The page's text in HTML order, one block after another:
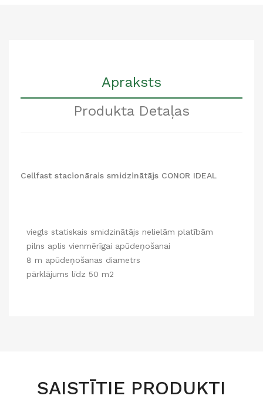
Apraksts
Produkta Detaļas
Cellfast stacionārais smidzinātājs CONOR IDEAL
viegls statiskais smidzinātājs nelielām platībām
pilns aplis vienmērīgai apūdeņošanai
8 m apūdeņošanas diametrs
pārklājums līdz 50 m2
SAISTĪTIE PRODUKTI